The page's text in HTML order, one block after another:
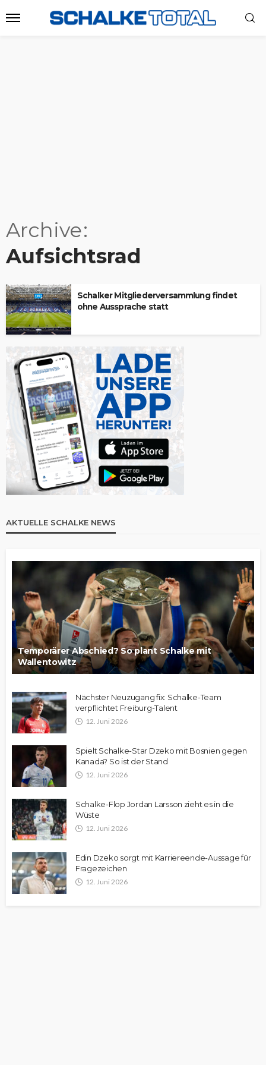
Archive
Aufsichtsrad
Schalker Mitgliederversammlung findet
ohne Aussprache statt
AKTUELLE SCHALKE NEWS
Temporärer Abschied? So plant Schalke mit
Wallentowitz
Nächster Neuzugang fix: Schalke-Team
verpflichtet Freiburg-Talent
12. Juni 2026
Spielt Schalke-Star Dzeko mit Bosnien gegen
Kanada? So ist der Stand
12. Juni 2026
Schalke-Flop Jordan Larsson zieht es in die
Wüste
12. Juni 2026
Edin Dzeko sorgt mit Karriereende-Aussage für
Fragezeichen
12. Juni 2026